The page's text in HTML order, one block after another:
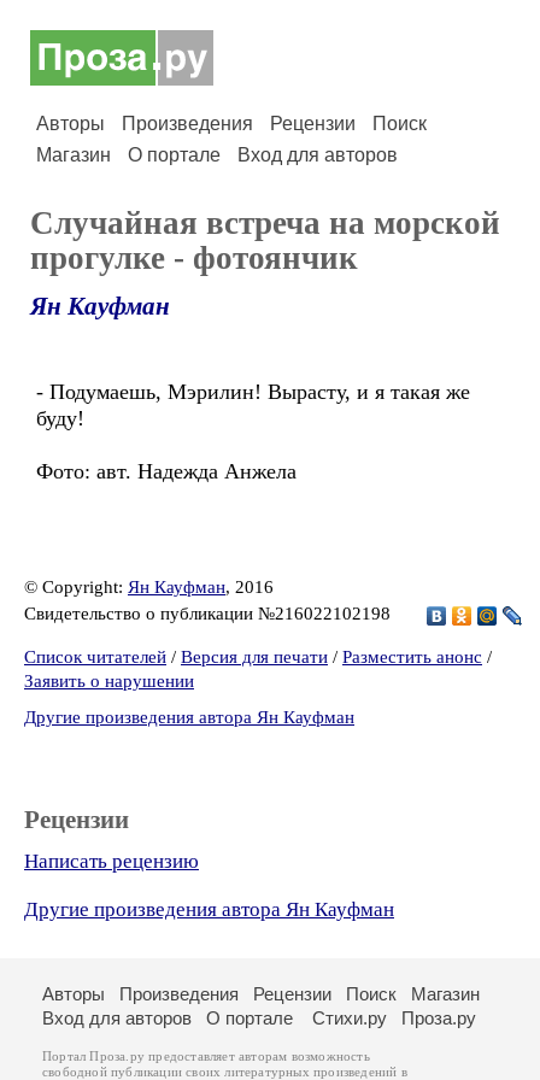
Авторы Произведения Рецензии
Поиск
Магазин
О портале Вход для авторов
Случайная встреча на морской
прогулке - фотоянчик
Ян Кауфман
- Подумаешь, Мэрилин! Вырасту, и я такая же
буду!
Фото: авт. Надежда Анжела
© Copyright: Ян Кауфман, 2016
Свидетельство о публикации №216022102198
Список читателей / Версия для печати / Разместить анонс /
Заявить о нарушении
Другие произведения автора Ян Кауфман
Рецензии
Написать рецензию
Другие произведения автора Ян Кауфман
Авторы Произведения Рецензии Поиск
Магазин
Вход для авторов
О портале Стихи.ру Проза.ру
Портал Проза.ру предоставляет авторам возможность
свободной публикации своих литературных произведений в